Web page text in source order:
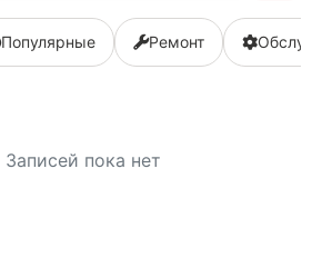
Популярные Ремонт
Записей пока нет